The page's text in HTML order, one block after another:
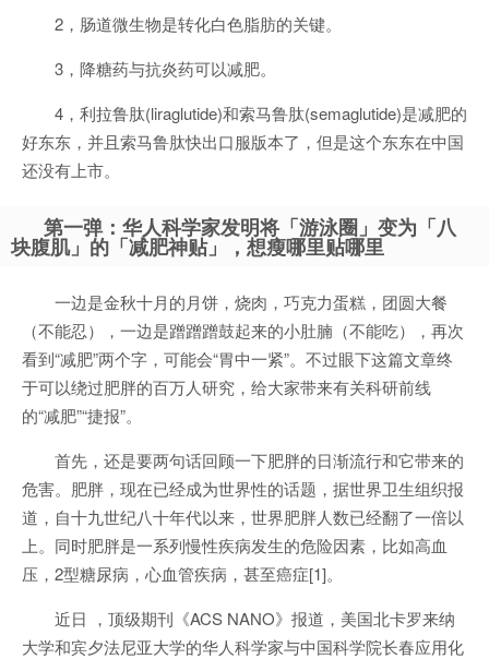
2，肠道微生物是转化白色脂肪的关键。
3，降糖药与抗炎药可以减肥。
4，利拉鲁肽(liraglutide)和索马鲁肽(semaglutide)是减肥的
好东东，并且索马鲁肽快出口服版本了，但是这个东东在中国
还没有上市。
第一弹：华人科学家发明将「游泳圈」变为「八
块腹肌」的「减肥神贴」，想瘦哪里贴哪里
一边是金秋十月的月饼，烧肉，巧克力蛋糕，团圆大餐
（不能忍），一边是蹭蹭蹭鼓起来的小肚腩（不能吃），再次
看到“减肥”两个字，可能会“胃中一紧”。不过眼下这篇文章终
于可以绕过肥胖的百万人研究，给大家带来有关科研前线
的“减肥”“捷报”。
首先，还是要两句话回顾一下肥胖的日渐流行和它带来的
危害。肥胖，现在已经成为世界性的话题，据世界卫生组织报
道，自十九世纪八十年代以来，世界肥胖人数已经翻了一倍以
上。同时肥胖是一系列慢性疾病发生的危险因素，比如高血
压，2型糖尿病，心血管疾病，甚至癌症[1]。
近日 ，顶级期刊《ACS NANO》报道，美国北卡罗来纳
大学和宾夕法尼亚大学的华人科学家与中国科学院长春应用化